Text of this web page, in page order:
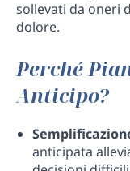
sollevati da oneri
dolore.
Perché
Anticipo?
anticipata